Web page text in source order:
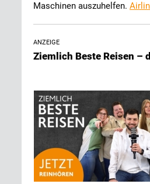
Maschinen auszuhelfen.
ANZEIGE
Ziemlich Beste Reisen –